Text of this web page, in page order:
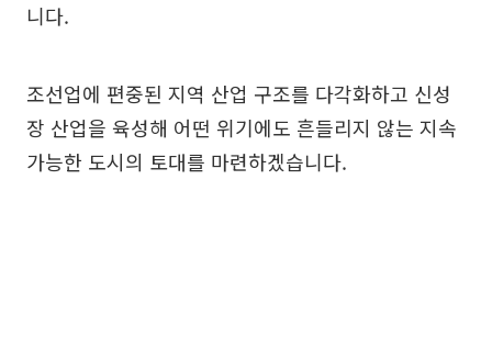
니다.
조선업에 편중된 지역 산업 구조를 다각화하고 신성
장 산업을 육성해 어떤 위기에도 흔들리지 않는 지속
가능한 도시의 토대를 마련하겠습니다.